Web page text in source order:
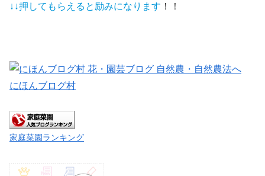
↓↓押してもらえると 励みになります ！！
にほんブログ村
家庭菜園ランキング